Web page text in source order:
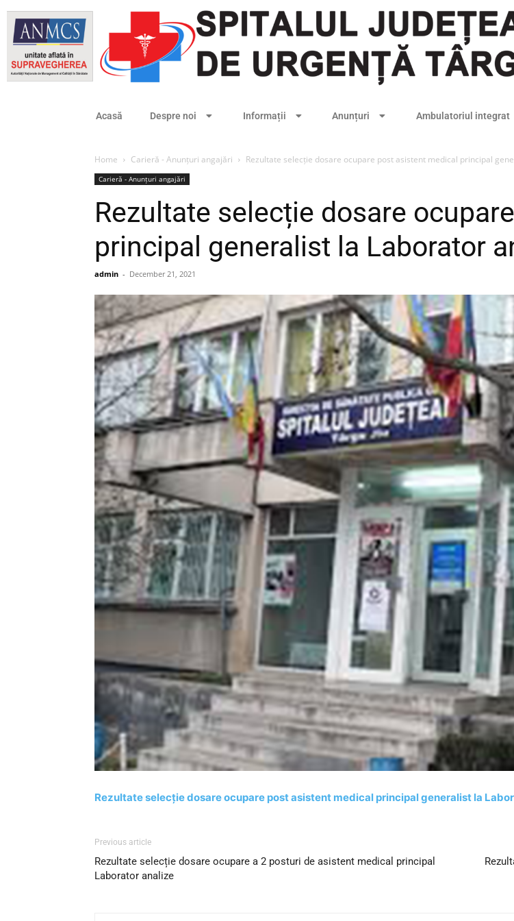
Acasă Despre noi Informații Anunțuri Ambulatoriul integrat
Home Carieră - Anunțuri angajări Rezultate selecție dosare ocupare post asistent medical principal
Carieră - Anunțuri angajări
Rezultate selecție dosare
principal generalist la Laborator
admin - December 21, 2021
Rezultate selecție dosare ocupare post asistent medical principal generalist la
Previous article
Rezultate selecție dosare ocupare a 2 posturi de asistent medical principal
Laborator analize